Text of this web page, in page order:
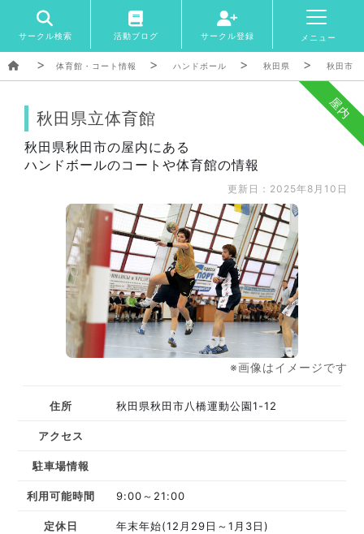
サークル検索 活動ブログ サークル登録 メニュー
体育館・コート情報 ハンドボール 秋田県 秋田市
屋内
秋田県立体育館
秋田県秋田市の屋内にある
ハンドボールのコートや体育館の情報
更新日：2025年8月10日
※画像はイメージです
住所 秋田県秋田市八橋運動公園1-12
アクセス
駐車場情報
利用可能時間 9:00～21:00
定休日 年末年始(12月29日～1月3日)